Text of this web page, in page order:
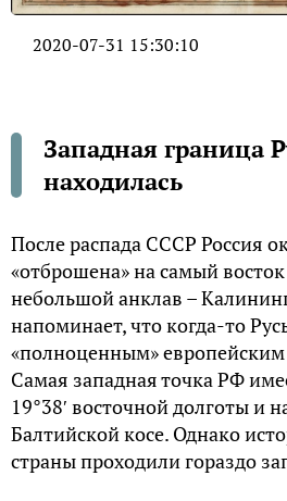
2020-07-31 15:30:10
Западная граница
находилась
После распада СССР Россия
«отброшена» на самый
небольшой анклав –
напоминает, что когда-то
«полноценным» европейским
Самая западная точка РФ
19°38′ восточной долготы и
Балтийской косе. Однако
страны проходили гораздо